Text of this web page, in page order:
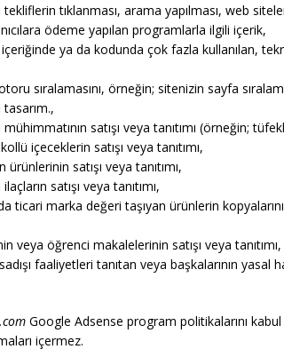
tekliflerin tıklanması, arama yapılması, web
ödeme yapılan programlarla ilgili içerik,
içeriğinde ya da kodunda çok fazla kullanılan,
sıralamasını, örneğin; sitenizin sayfa
tasarım.,
satışı veya tanıtımı (örneğin;
içeceklerin satışı veya tanıtımı,
satışı veya tanıtımı,
satışı veya tanıtımı,
ticari marka değeri taşıyan ürünlerin
veya öğrenci makalelerinin satışı veya tanıtımı,
faaliyetleri tanıtan veya başkalarının yasal
Google Adsense program politikalarını
içermez.